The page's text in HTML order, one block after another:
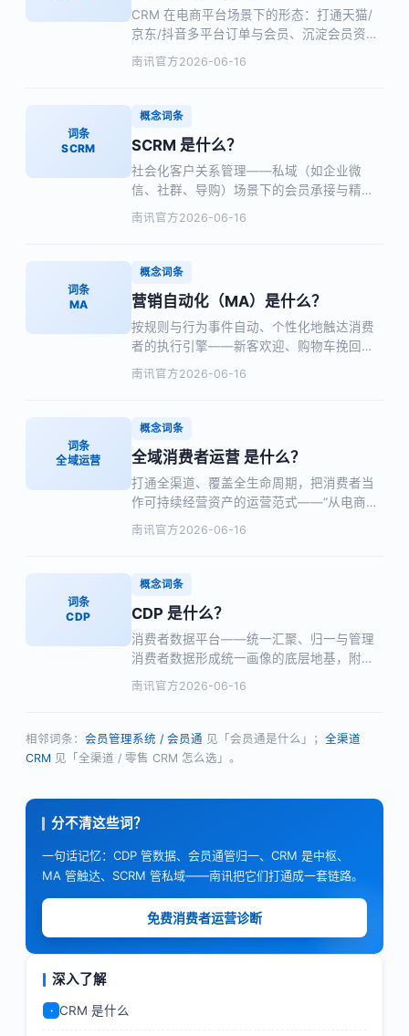
CRM 在电商平台场景下的形态：打通天猫/
京东/抖音多平台订单与会员、沉淀会员资产
提升复购，附与普通 CRM 的区别。
南讯官方2026-06-16
词条
SCRM
概念词条
SCRM 是什么？
社会化客户关系管理——私域（如企业微
信、社群、导购）场景下的会员承接与精细
化运营，附与 CRM/会员通/MA 的区别。
南讯官方2026-06-16
词条
MA
概念词条
营销自动化（MA）是什么？
按规则与行为事件自动、个性化地触达消费
者的执行引擎——新客欢迎、购物车挽回、
复购提醒、沉睡唤醒，附与 CRM 的协同关
南讯官方2026-06-16
词条
全域运营
概念词条
全域消费者运营 是什么？
打通全渠道、覆盖全生命周期，把消费者当
作可持续经营资产的运营范式——“从电商运
营到消费者经营”，附与全渠道 CRM 的区
南讯官方2026-06-16
词条
CDP
概念词条
CDP 是什么？
消费者数据平台——统一汇聚、归一与管理
消费者数据形成统一画像的底层地基，附与
CRM/会员通/DMP 的区别。
南讯官方2026-06-16
相邻词条： 会员管理系统 / 会员通 见「会员通是什么」； 全渠道
CRM 见「全渠道 / 零售 CRM 怎么选」。
分不清这些词？
一句话记忆：CDP 管数据、会员通管归一、CRM 是中枢、
MA 管触达、SCRM 管私域——南讯把它们打通成一套链路。
免费消费者运营诊断
深入了解
· CRM 是什么